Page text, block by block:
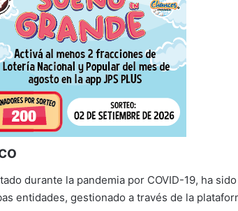
durante la pandemia por COVID-19, ha
entidades, gestionado a través de la